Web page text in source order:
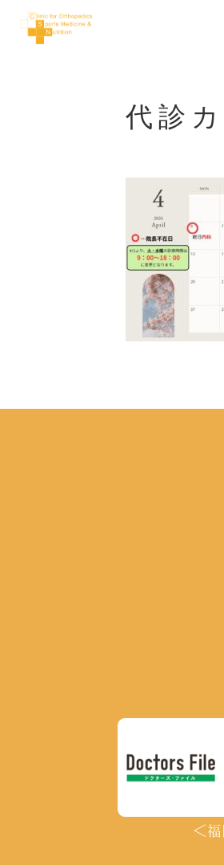
代診
＜